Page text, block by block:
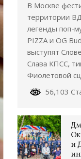
В Москве
территории
легенды поп-
PIZZA и OG
выступят
Слава КПСС,
Фиолетовой
56,103
и